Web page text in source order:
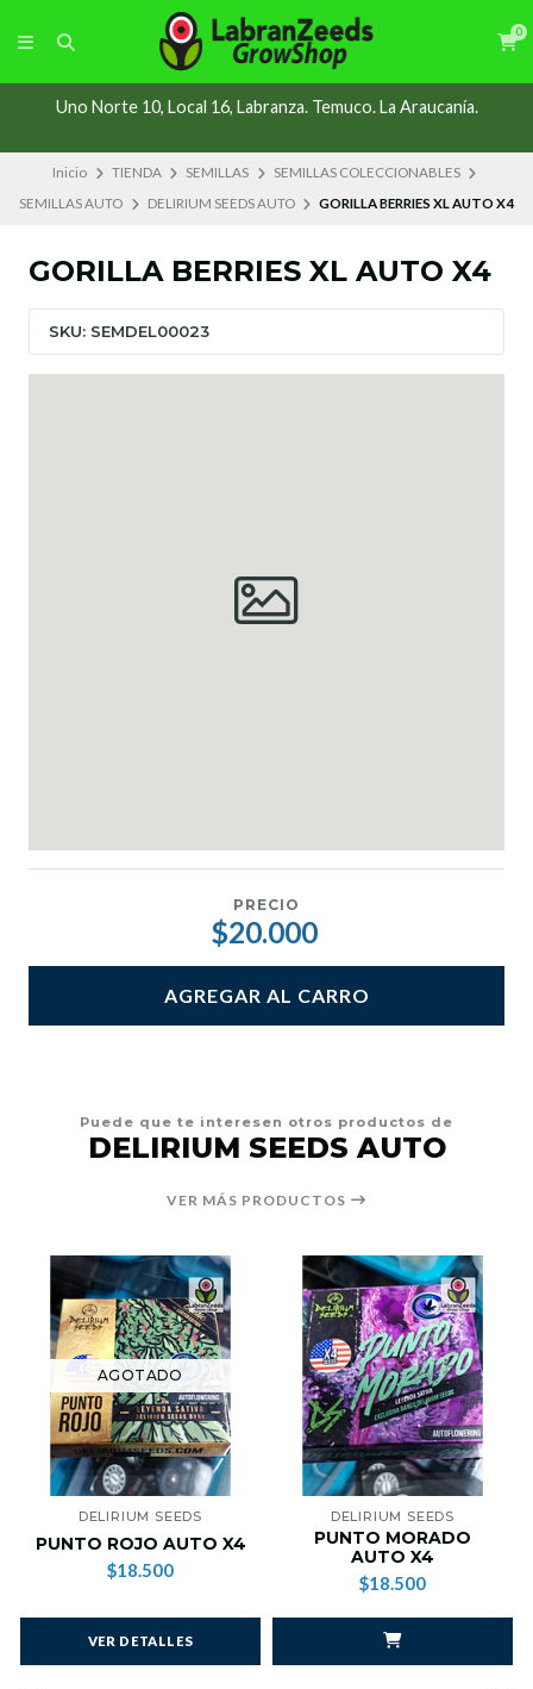
0
Uno Norte 10, Local 16, Labranza. Temuco. La Araucanía.
Inicio TIENDA SEMILLAS
SEMILLAS COLECCIONABLES
SEMILLAS AUTO
DELIRIUM SEEDS AUTO GORILLA BERRIES XL AUTO X4
GORILLA BERRIES XL AUTO X4
SKU: SEMDEL00023
PRECIO
$20.000
AGREGAR AL CARRO
Puede que te interesen otros productos de
DELIRIUM SEEDS AUTO
VER MÁS PRODUCTOS
AGOTADO
DELIRIUM SEEDS
PUNTO ROJO AUTO X4
$18.500
VER DETALLES
DELIRIUM SEEDS
PUNTO MORADO
AUTO X4
$18.500